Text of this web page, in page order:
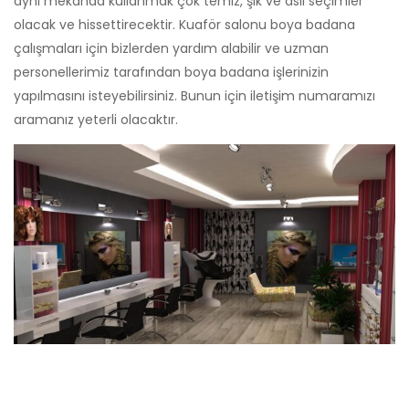
olacak ve hissettirecektir. Kuaför salonu boya badana
çalışmaları için bizlerden yardım alabilir ve uzman
personellerimiz tarafından boya badana işlerinizin
yapılmasını isteyebilirsiniz. Bunun için iletişim numaramızı
aramanız yeterli olacaktır.